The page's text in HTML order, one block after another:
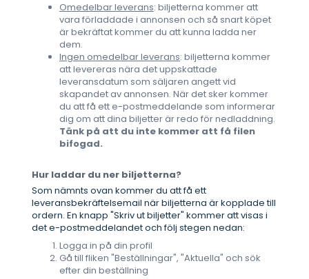
Omedelbar leverans: biljetterna kommer att
vara förladdade i annonsen och så snart köpet
är bekräftat kommer du att kunna ladda ner
dem.
Ingen omedelbar leverans: biljetterna kommer
att levereras nära det uppskattade
leveransdatum som säljaren angett vid
skapandet av annonsen. När det sker kommer
du att få ett e-postmeddelande som informerar
dig om att dina biljetter är redo för nedladdning.
Tänk på att du inte kommer att få filen
bifogad.
Hur laddar du ner biljetterna?
Som nämnts ovan kommer du att få ett
leveransbekräftelsemail när biljetterna är kopplade till
ordern. En knapp "Skriv ut biljetter" kommer att visas i
det e-postmeddelandet och följ stegen nedan:
Logga in på din profil
Gå till fliken "Beställningar", "Aktuella" och sök
efter din beställning